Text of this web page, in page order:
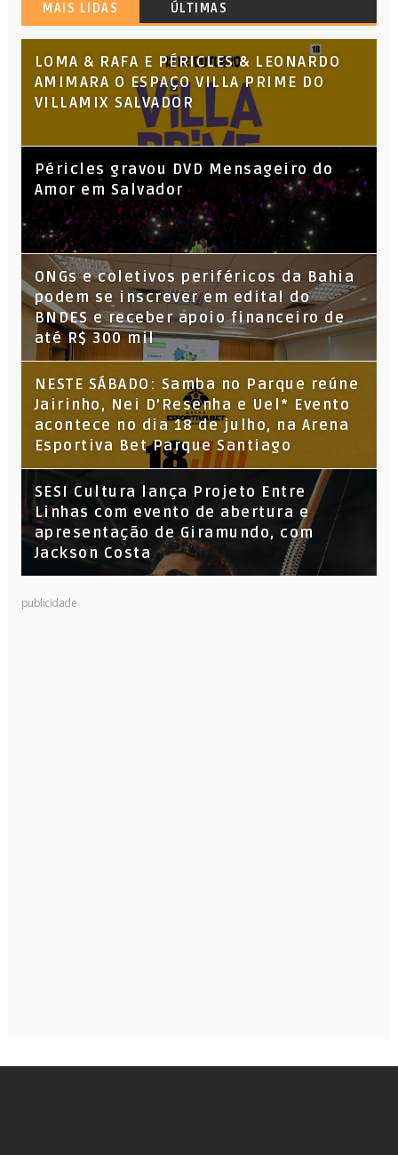
MAIS LIDAS ÚLTIMAS
LOMA & RAFA E PÉRICLES & LEONARDO
AMIMARA O ESPAÇO VILLA PRIME DO
VILLAMIX SALVADOR
Péricles gravou DVD Mensageiro do
Amor em Salvador
ONGs e coletivos periféricos da Bahia
podem se inscrever em edital do
BNDES e receber apoio financeiro de
até R$ 300 mil
NESTE SÁBADO: Samba no Parque reúne
Jairinho, Nei D’Resenha e Uel* Evento
acontece no dia 18 de julho, na Arena
Esportiva Bet Parque Santiago
SESI Cultura lança Projeto Entre
Linhas com evento de abertura e
apresentação de Giramundo, com
Jackson Costa
publicidade